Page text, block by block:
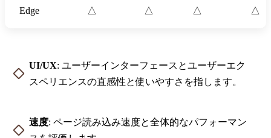
Edge △ △ △ △
UI/UX: ユーザーインターフェースとユーザーエク
スペリエンスの直感性と使いやすさを指します。
速度: ページ読み込み速度と全体的なパフォーマン